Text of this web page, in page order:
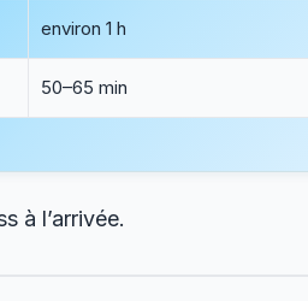
environ 1 h
50–65 min
à l’arrivée.